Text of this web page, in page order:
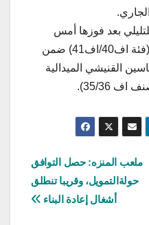
بعد فوزها أمس
الثلاثاء بمسابقة رمي القرص (فئة اف40/اف41) ضمن
القنيشي الميدالية
35/36).
ملعب المنزه: حصل التوافق
حولةالتمويل، وقريبا تنطلق
أشغال إعادة البناء